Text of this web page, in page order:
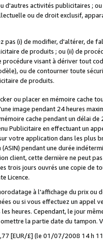
d'autres activités publicitaires ;
ou de droit exclusif,
pas (i) de modifier, d'altérer, de
de produits ; ou (ii) de
visant à dériver tout
ou de contourner toute
de produits.
ou placer en mémoire cache
image pendant 24 heures
cache pendant un délai
Publicitaire en effectuant un
votre application dans les plus
pendant une durée
client, cette dernière ne peut
trois jours ouvrés une copie de
Licence.
à l'affichage du prix
ou si vous effectuez un appel
heures. Cependant, le jour
la partie date du tampon.
[EUR/£] (le 01/07/2008 14 h